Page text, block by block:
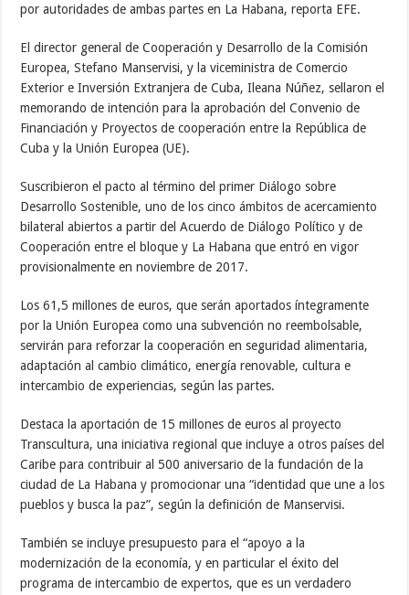
por autoridades de ambas partes en La Habana, reporta EFE.
El director general de Cooperación y Desarrollo de la Comisión
Europea, Stefano Manservisi, y la viceministra de Comercio
Exterior e Inversión Extranjera de Cuba, Ileana Núñez, sellaron el
memorando de intención para la aprobación del Convenio de
Financiación y Proyectos de cooperación entre la República de
Cuba y la Unión Europea (UE).
Suscribieron el pacto al término del primer Diálogo sobre
Desarrollo Sostenible, uno de los cinco ámbitos de acercamiento
bilateral abiertos a partir del Acuerdo de Diálogo Político y de
Cooperación entre el bloque y La Habana que entró en vigor
provisionalmente en noviembre de 2017.
Los 61,5 millones de euros, que serán aportados íntegramente
por la Unión Europea como una subvención no reembolsable,
servirán para reforzar la cooperación en seguridad alimentaria,
adaptación al cambio climático, energía renovable, cultura e
intercambio de experiencias, según las partes.
Destaca la aportación de 15 millones de euros al proyecto
Transcultura, una iniciativa regional que incluye a otros países del
Caribe para contribuir al 500 aniversario de la fundación de la
ciudad de La Habana y promocionar una “identidad que une a los
pueblos y busca la paz”, según la definición de Manservisi.
También se incluye presupuesto para el “apoyo a la
modernización de la economía, y en particular el éxito del
programa de intercambio de expertos, que es un verdadero